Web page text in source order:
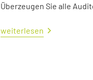
Überzeugen Sie alle
weiterlesen